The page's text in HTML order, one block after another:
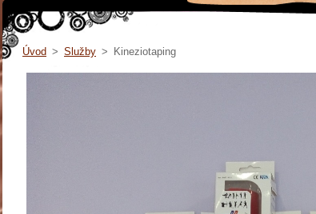
Úvod > Služby > Kineziotaping